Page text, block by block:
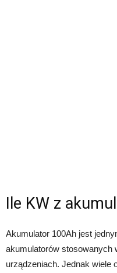
Ile KW z
Akumulator 100Ah jest
akumulatorów stosowanych
urządzeniach. Jednak wiele